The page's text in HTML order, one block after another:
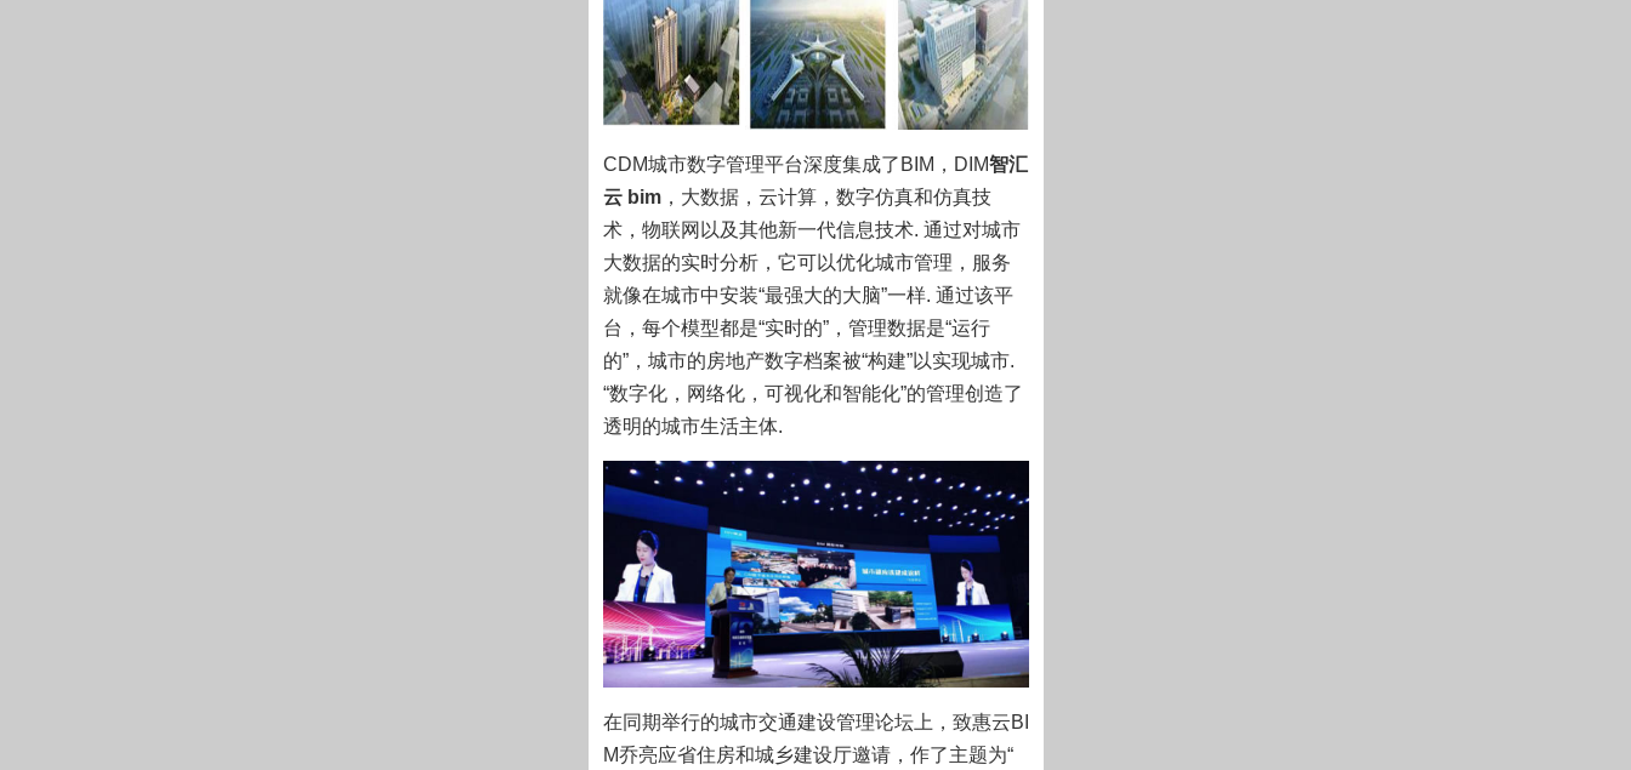
CDM城市数字管理平台深度集成了BIM，DIM智汇
云 bim，大数据，云计算，数字仿真和仿真技
术，物联网以及其他新一代信息技术. 通过对城市
大数据的实时分析，它可以优化城市管理，服务
就像在城市中安装“最强大的大脑”一样. 通过该平
台，每个模型都是“实时的”，管理数据是“运行
的”，城市的房地产数字档案被“构建”以实现城市.
“数字化，网络化，可视化和智能化”的管理创造了
透明的城市生活主体.
在同期举行的城市交通建设管理论坛上，致惠云BI
M乔亮应省住房和城乡建设厅邀请，作了主题为“